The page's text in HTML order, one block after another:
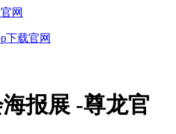
网
下载官网
报展 -尊龙官